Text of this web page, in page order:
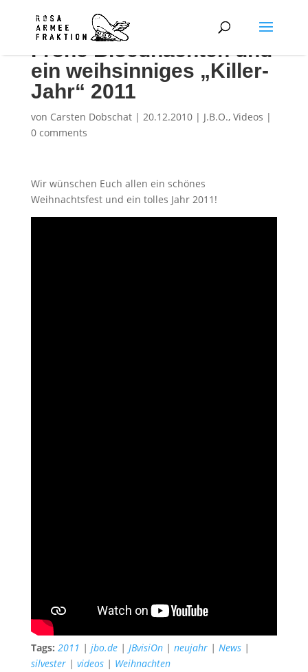
Frohe Blöednachten und
ein weihsinniges „Killer-
Jahr“ 2011
von Carsten Dobschat| 20.12.2010| J.B.O., Videos |
0 comments
Wir wünschen Euch allen ein schönes
Weihnachtsfest und ein tolles Jahr 2011!
Tags: 2011 | jbo.de| JBvisiOn| neujahr| News|
silvester| videos| Weihnachten